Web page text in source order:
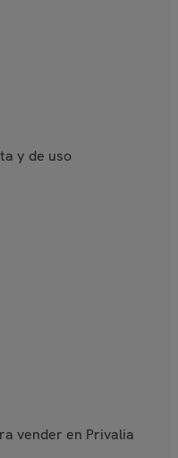
y de uso
vender en Privalia